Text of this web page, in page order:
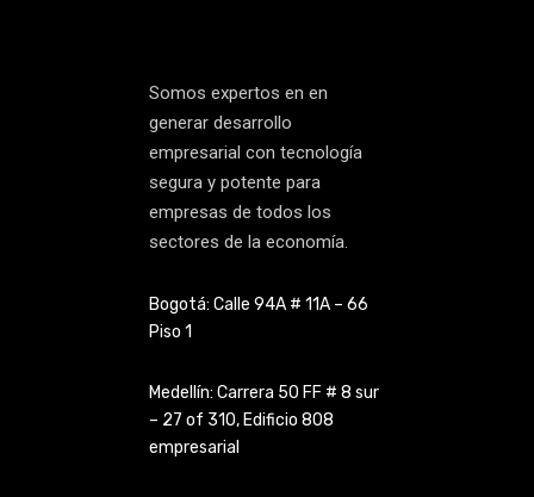
Somos expertos en en
generar desarrollo
empresarial con tecnología
segura y potente para
empresas de todos los
sectores de la economía.
Bogotá: Calle 94A # 11A – 66
Piso 1
Medellín: Carrera 50 FF # 8 sur
– 27 of 310, Edificio 808
empresarial